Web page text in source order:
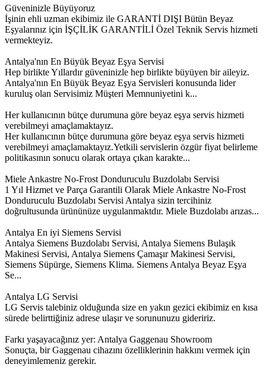
Güveninizle Büyüyoruz
İşinin ehli uzman ekibimiz ile GARANTİ DIŞI Bütün Beyaz
Eşyalarınız için İŞÇİLİK GARANTİLİ Özel Teknik Servis hizmeti
vermekteyiz.
Antalya'nın En Büyük Beyaz Eşya Servisi
Hep birlikte Yıllardır güveninizle hep birlikte büyüyen bir aileyiz.
Antalya'nın En Büyük Beyaz Eşya Servisleri konusunda lider
kuruluş olan Servisimiz Müşteri Memnuniyetini k...
Her kullanıcının bütçe durumuna göre beyaz eşya servis hizmeti
verebilmeyi amaçlamaktayız.
Her kullanıcının bütçe durumuna göre beyaz eşya servis hizmeti
verebilmeyi amaçlamaktayız.Yetkili servislerin özgür fiyat belirleme
politikasının sonucu olarak ortaya çıkan karakte...
Miele Ankastre No-Frost Donduruculu Buzdolabı Servisi
1 Yıl Hizmet ve Parça Garantili Olarak Miele Ankastre No-Frost
Donduruculu Buzdolabı Servisi Antalya sizin tercihiniz
doğrultusunda ürününüze uygulanmaktdır. Miele Buzdolabı arızas...
Antalya En iyi Siemens Servisi
Antalya Siemens Buzdolabı Servisi, Antalya Siemens Bulaşık
Makinesi Servisi, Antalya Siemens Çamaşır Makinesi Servisi,
Siemens Süpürge, Siemens Klima. Siemens Antalya Beyaz Eşya
Se...
Antalya LG Servisi
LG Servis talebiniz olduğunda size en yakın gezici ekibimiz en kısa
sürede belirttiğiniz adrese ulaşır ve sorununuzu gideririz.
Farkı yaşayacağınız yer: Antalya Gaggenau Showroom
Sonuçta, bir Gaggenau cihazını özelliklerinin hakkını vermek için
deneyimlemeniz gerekir.